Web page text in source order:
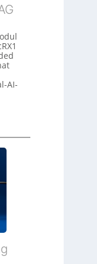
AI-